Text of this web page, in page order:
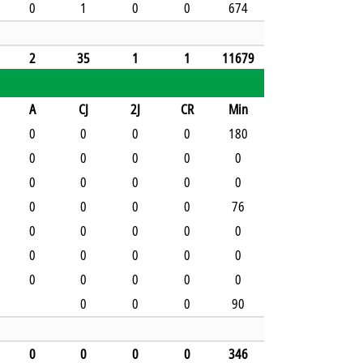
0 1 0 0 674
2 35 1 1 11679
A CJ 2J CR
Min
0
0 0 0
180
0
0 0 0
0
0
0 0 0
0
0
0 0 0
76
0
0 0 0
0
0
0 0 0
0
0
0 0 0
0
0
0 0 90
0 0 0 0 346